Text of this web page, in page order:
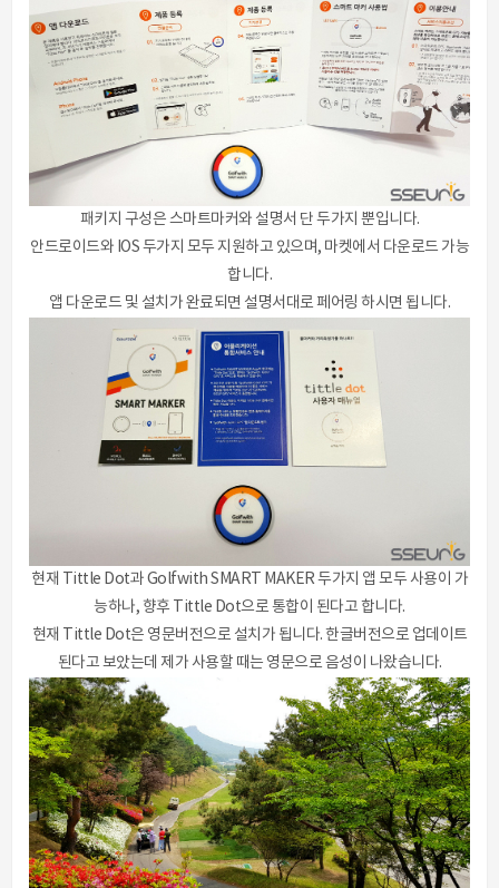
패키지 구성은 스마트마커와 설명서 단 두가지 뿐입니다.
안드로이드와 IOS 두가지 모두 지원하고 있으며, 마켓에서 다운로드 가능
합니다.
앱 다운로드 및 설치가 완료되면 설명서대로 페어링 하시면 됩니다.
현재 Tittle Dot과 Golfwith SMART MAKER 두가지 앱 모두 사용이 가
능하나, 향후 Tittle Dot으로 통합이 된다고 합니다.
현재 Tittle Dot은 영문버전으로 설치가 됩니다. 한글버전으로 업데이트
된다고 보았는데 제가 사용할 때는 영문으로 음성이 나왔습니다.